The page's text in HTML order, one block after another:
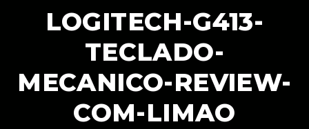
LOGITECH-G413-
TECLADO-
MECANICO-REVIEW-
COM-LIMAO